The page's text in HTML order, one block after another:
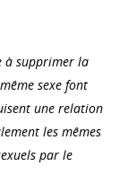
à supprimer la
sexe font
une relation
les mêmes
par le